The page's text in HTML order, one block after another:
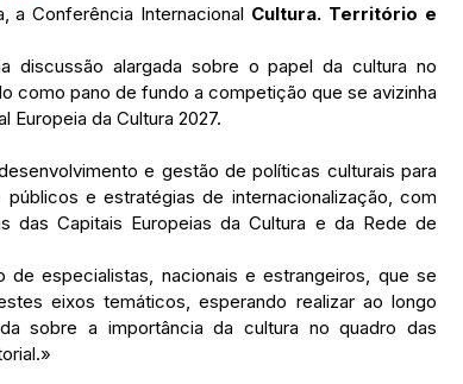
a Conferência Internacional Cultura. Território e
discussão alargada sobre o papel da cultura no
como pano de fundo a competição que se avizinha
Europeia da Cultura 2027.
e gestão de políticas culturais para
e estratégias de internacionalização, com
das Capitais Europeias da Cultura e da Rede de
de especialistas, nacionais e estrangeiros, que se
eixos temáticos, esperando realizar ao longo
sobre a importância da cultura no quadro das